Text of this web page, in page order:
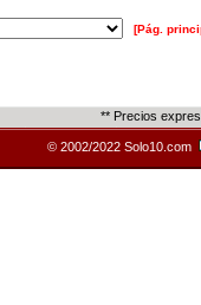
[Pág.
** Precios
© 2002/2022 Solo10.com